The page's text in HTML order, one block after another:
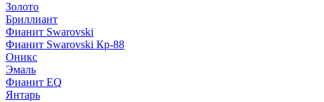
Золото
Бриллиант
Фианит Swarovski
Фианит Swarovski Кр-88
Оникс
Эмаль
Фианит EQ
Янтарь